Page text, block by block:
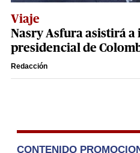
Viaje
Nasry Asfura asistirá
presidencial de
Redacción
CONTENIDO